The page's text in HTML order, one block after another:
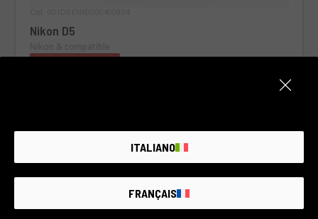
Nikon D5
€2.250
ITALIANO
FRANÇAIS